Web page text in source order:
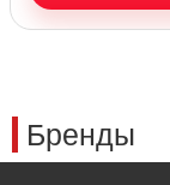
Бренды